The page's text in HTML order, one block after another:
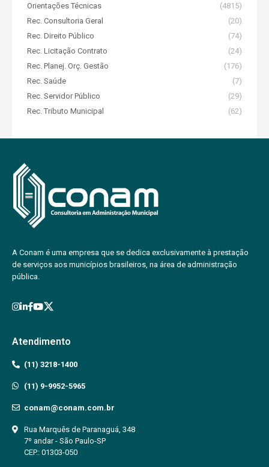
Orientações Técnicas
(4815)
Rec. Consultoria Geral
(20)
Rec. Direito Público
(74)
Rec. Licitação Contrato
(24)
Rec. Planej. Orç. Gestão
(176)
Rec. Saúde
(7)
Rec. Servidor Público
(29)
Rec. Tributo Municipal
(62)
A Conam é uma empresa que se dedica exclusivamente à prestação
de serviços aos municípios brasileiros, na área de administração
pública.
Atendimento
(11) 3218-1400
(11) 9-9952-5965
conam@conam.com.br
Rua Marquês de Paranaguá, 348
7º andar - São Paulo-SP
CEP.: 01303-050